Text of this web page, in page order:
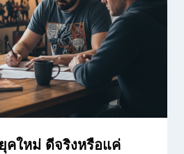
คใหม่ ดีจริงหรือแค่